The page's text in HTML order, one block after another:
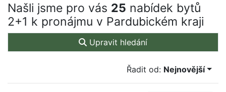
Našli jsme pro vás 25 nabídek bytů
2+1 k pronájmu v Pardubickém kraji
Upravit hledání
Řadit od: Nejnovější